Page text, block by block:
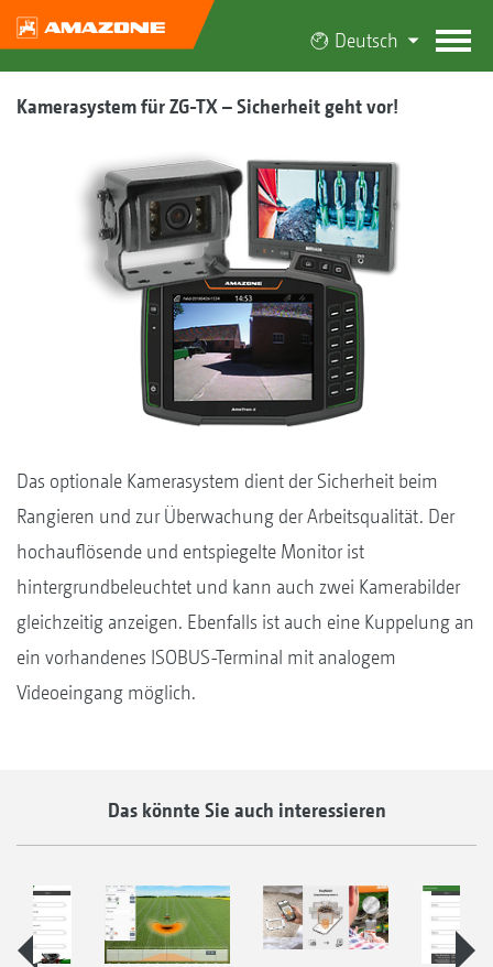
Deutsch
Kamerasystem für ZG-TX – Sicherheit geht vor!
Das optionale Kamerasystem dient der Sicherheit beim
Rangieren und zur Überwachung der Arbeitsqualität. Der
hochauflösende und entspiegelte Monitor ist
hintergrundbeleuchtet und kann auch zwei Kamerabilder
gleichzeitig anzeigen. Ebenfalls ist auch eine Kuppelung an
ein vorhandenes ISOBUS-Terminal mit analogem
Videoeingang möglich.
Das könnte Sie auch interessieren